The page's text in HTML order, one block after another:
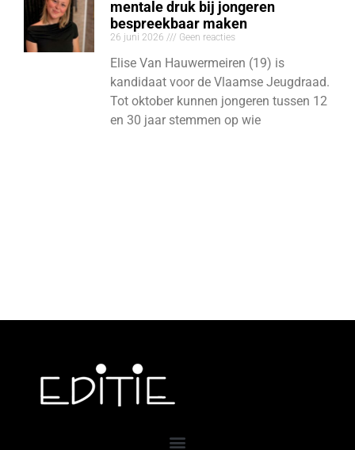
mentale druk bij jongeren
bespreekbaar maken
26 juni 2026 Geen reacties
Elise Van Hauwermeiren (19) is
kandidaat voor de Vlaamse Jeugdraad.
Tot oktober kunnen jongeren tussen 12
en 30 jaar stemmen op wie